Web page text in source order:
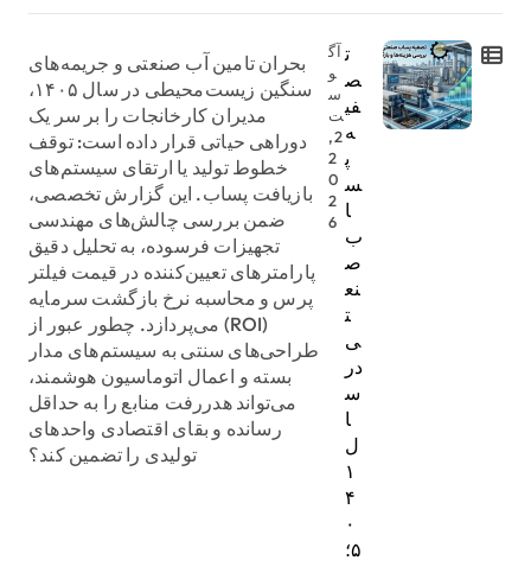
ت
ص
فی
ه
پ
س
ا
ب
ص
نع
ت
ی
در
س
ا
ل
۱
۴
۰
۵؛
آگ
و
س
ت
2,
2
0
2
6
بحران تامین آب صنعتی و جریمه‌های
سنگین زیست‌محیطی در سال ۱۴۰۵،
مدیران کارخانجات را بر سر یک
دوراهی حیاتی قرار داده است: توقف
خطوط تولید یا ارتقای سیستم‌های
بازیافت پساب. این گزارش تخصصی،
ضمن بررسی چالش‌های مهندسی
تجهیزات فرسوده، به تحلیل دقیق
پارامترهای تعیین‌کننده در قیمت فیلتر
پرس و محاسبه نرخ بازگشت سرمایه
(ROI) می‌پردازد. چطور عبور از
طراحی‌های سنتی به سیستم‌های مدار
بسته و اعمال اتوماسیون هوشمند،
می‌تواند هدررفت منابع را به حداقل
رسانده و بقای اقتصادی واحدهای
تولیدی را تضمین کند؟